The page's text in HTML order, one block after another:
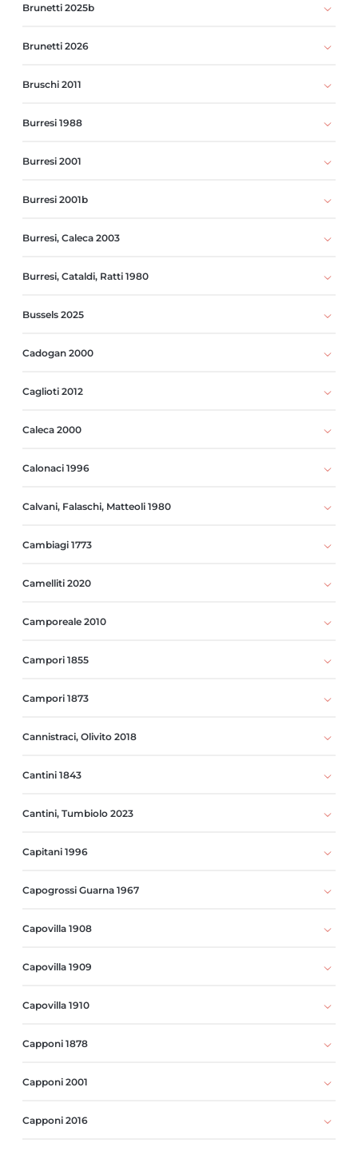
Brunetti 2025b
Brunetti 2026
Bruschi 2011
Burresi 1988
Burresi 2001
Burresi 2001b
Burresi, Caleca 2003
Burresi, Cataldi, Ratti 1980
Bussels 2025
Cadogan 2000
Caglioti 2012
Caleca 2000
Calonaci 1996
Calvani, Falaschi, Matteoli 1980
Cambiagi 1773
Camelliti 2020
Camporeale 2010
Campori 1855
Campori 1873
Cannistraci, Olivito 2018
Cantini 1843
Cantini, Tumbiolo 2023
Capitani 1996
Capogrossi Guarna 1967
Capovilla 1908
Capovilla 1909
Capovilla 1910
Capponi 1878
Capponi 2001
Capponi 2016